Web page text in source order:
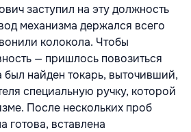
заступил на эту должность
механизма держался всего
колокола. Чтобы
— пришлось повозиться
был найден токарь, выточивший,
специальную ручку, которой
После нескольких проб
готова, вставлена